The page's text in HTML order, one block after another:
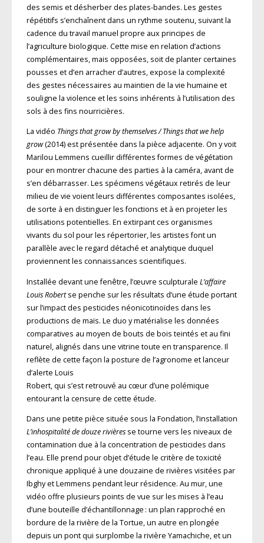
des semis et désherber des plates-bandes. Les gestes
répétitifs s’enchaînent dans un rythme soutenu, suivant la
cadence du travail manuel propre aux principes de
l’agriculture biologique. Cette mise en relation d’actions
complémentaires, mais opposées, soit de planter certaines
pousses et d’en arracher d’autres, expose la complexité
des gestes nécessaires au maintien de la vie humaine et
souligne la violence et les soins inhérents à l’utilisation des
sols à des fins nourricières.
La vidéo Things that grow by themselves / Things that we help
grow(2014) est présentée dans la pièce adjacente. On y voit
Marilou Lemmens cueillir différentes formes de végétation
pour en montrer chacune des parties à la caméra, avant de
s’en débarrasser. Les spécimens végétaux retirés de leur
milieu de vie voient leurs différentes composantes isolées,
de sorte à en distinguer les fonctions et à en projeter les
utilisations potentielles. En extirpant ces organismes
vivants du sol pour les répertorier, les artistesfont un
parallèle avec le regard détaché et analytique duquel
proviennent les connaissances scientifiques.
Installée devant une fenêtre, l’œuvre sculpturale L’affaire
Louis Robertse penche sur les résultats d’une étude portant
sur l’impact des pesticides néonicotinoïdes dans les
productions de maïs. Le duo y matérialise les données
comparatives au moyen de bouts de bois teintés et au fini
naturel, alignés dans une vitrine toute en transparence. Il
reflète de cette façon la posture de l’agronome et lanceur
d’alerte Louis
Robert, qui s’est retrouvé au cœur d’une polémique
entourant la censure de cette étude.
Dans une petite pièce située sous la Fondation, l’installation
L’inhospitalité de douze rivièresse tourne vers les niveaux de
contamination due à la concentration de pesticides dans
l’eau. Elle prend pour objet d’étude le critère de toxicité
chronique appliqué à une douzaine de rivières visitées par
Ibghy et Lemmens pendant leur résidence. Au mur, une
vidéo offre plusieurs points de vue sur les mises à l’eau
d’une bouteille d’échantillonnage : un plan rapproché en
bordure de la rivière de la Tortue, un autre en plongée
depuis un pont qui surplombe la rivière Yamachiche, et un